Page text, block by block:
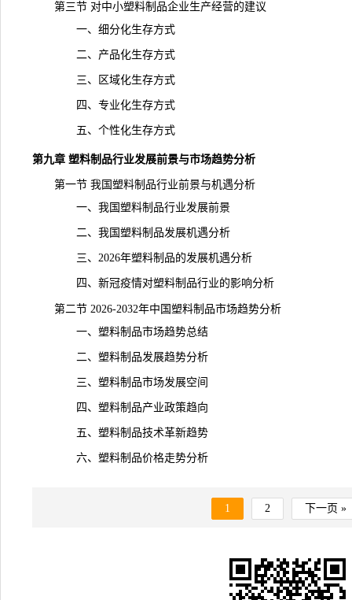
第三节 对中小塑料制品企业生产经营的建议
一、细分化生存方式
二、产品化生存方式
三、区域化生存方式
四、专业化生存方式
五、个性化生存方式
第九章 塑料制品行业发展前景与市场趋势分析
第一节 我国塑料制品行业前景与机遇分析
一、我国塑料制品行业发展前景
二、我国塑料制品发展机遇分析
三、2026年塑料制品的发展机遇分析
四、新冠疫情对塑料制品行业的影响分析
第二节 2026-2032年中国塑料制品市场趋势分析
一、塑料制品市场趋势总结
二、塑料制品发展趋势分析
三、塑料制品市场发展空间
四、塑料制品产业政策趋向
五、塑料制品技术革新趋势
六、塑料制品价格走势分析
1 2 下一页 »